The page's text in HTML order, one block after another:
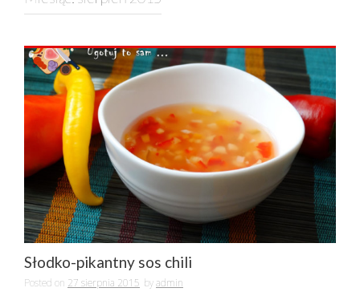
Słodko-pikantny sos chili
Posted on 27 sierpnia 2015 byadmin